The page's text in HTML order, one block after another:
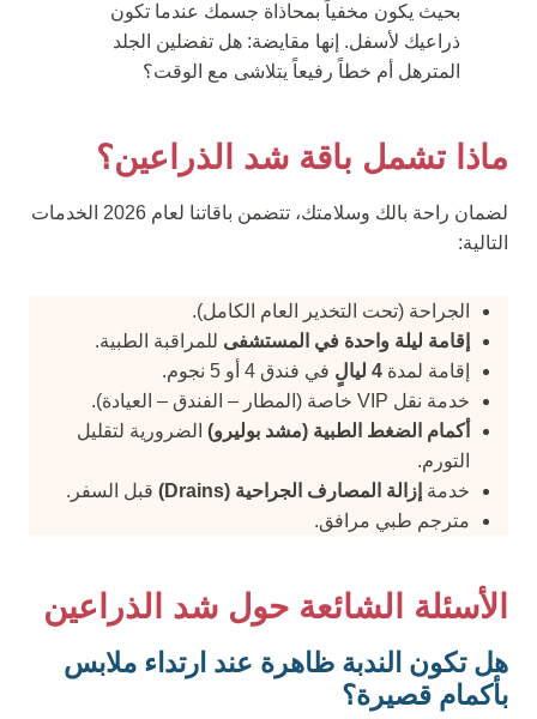
بحيث يكون مخفياً بمحاذاة جسمك عندما تكون
ذراعيك لأسفل. إنها مقايضة: هل تفضلين الجلد
المترهل أم خطاً رفيعاً يتلاشى مع الوقت؟
ماذا تشمل باقة شد الذراعين؟
لضمان راحة بالك وسلامتك، تتضمن باقاتنا لعام 2026 الخدمات
التالية:
الجراحة (تحت التخدير العام الكامل).
إقامة ليلة واحدة في المستشفى للمراقبة الطبية.
إقامة لمدة 4 ليالٍ
في فندق 4 أو 5 نجوم.
خدمة نقل VIP خاصة (المطار – الفندق – العيادة).
أكمام الضغط الطبية (مشد بوليرو) الضرورية لتقليل
التورم.
خدمة إزالة المصارف الجراحية (Drains)
قبل السفر.
مترجم طبي مرافق.
الأسئلة الشائعة حول شد الذراعين
هل تكون الندبة ظاهرة عند ارتداء ملابس
بأكمام قصيرة؟